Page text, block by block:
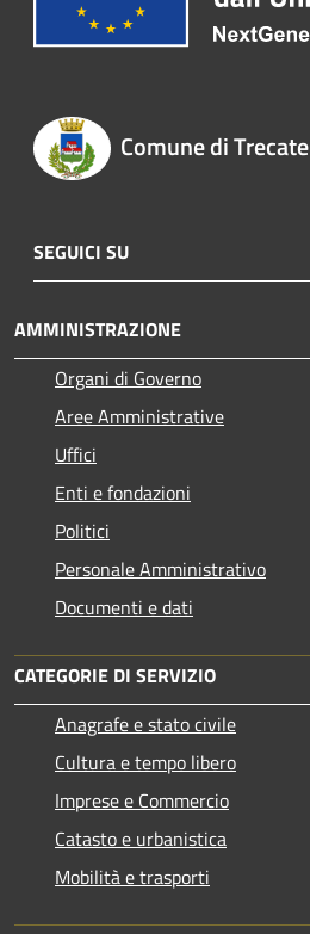
Comune di Trecate
SEGUICI SU
AMMINISTRAZIONE
Organi di Governo
Aree Amministrative
Uffici
Enti e fondazioni
Politici
Personale Amministrativo
Documenti e dati
CATEGORIE DI SERVIZIO
Anagrafe e stato civile
Cultura e tempo libero
Imprese e Commercio
Catasto e urbanistica
Mobilità e trasporti